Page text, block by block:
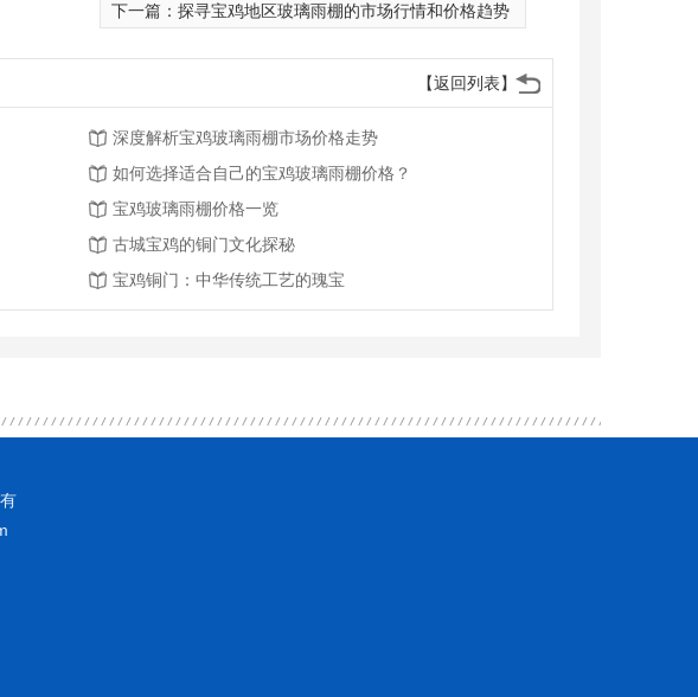
鸡铜门 铁艺护栏厂家
下一篇： 探寻宝鸡地区玻璃雨棚的市场行情和价格趋势
【返回列表】
深度解析宝鸡玻璃雨棚市场价格走势
如何选择适合自己的宝鸡玻璃雨棚价格？
宝鸡玻璃雨棚价格一览
古城宝鸡的铜门文化探秘
宝鸡铜门：中华传统工艺的瑰宝